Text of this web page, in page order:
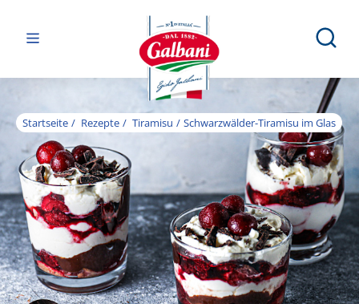
Startseite Rezepte Tiramisu Schwarzwälder-Tiramisu im Glas